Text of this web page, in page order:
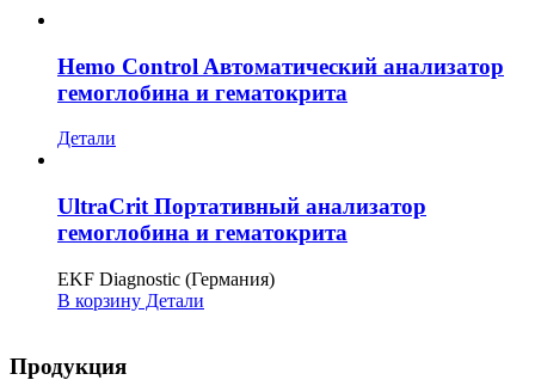
Hemo Control Aвтоматический анализатор
гемоглобина и гематокрита
Детали
UltraCrit Портативный анализатор
гемоглобина и гематокрита
EKF Diagnostic (Германия)
В корзину Детали
Продукция